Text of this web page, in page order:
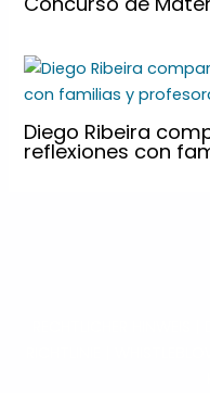
Diego Ribeira
reflexiones con